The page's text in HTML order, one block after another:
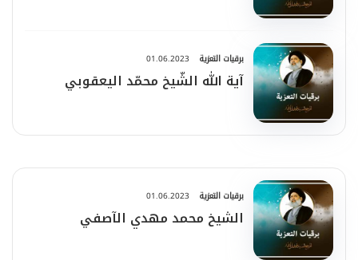
برقيات التعزية 01.06.2023
آية الله الشّيخ محمّد اليعقوبي
برقيات التعزية 01.06.2023
الشيخ محمد مهدي الآصفي